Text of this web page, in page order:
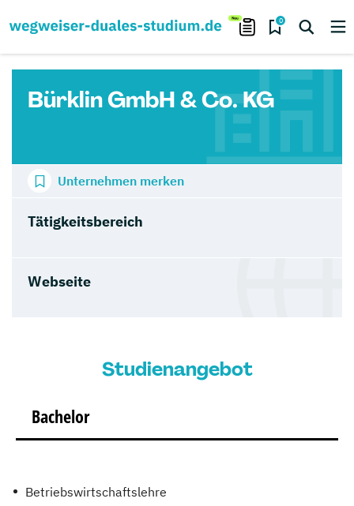
0
Bürklin GmbH & Co. KG
Tätigkeitsbereich
Webseite
Unternehmen merken
Studienangebot
Bachelor
Betriebswirtschaftslehre